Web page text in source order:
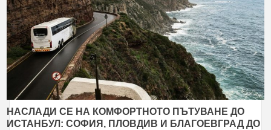
НАСЛАДИ СЕ НА КОМФОРТНОТО ПЪТУВАНЕ ДО
ИСТАНБУЛ: СОФИЯ, ПЛОВДИВ И БЛАГОЕВГРАД ДО